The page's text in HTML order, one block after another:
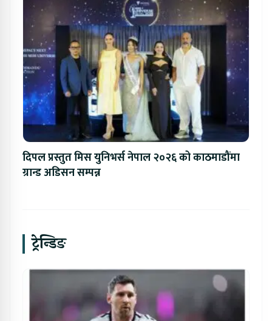
दिपल प्रस्तुत मिस युनिभर्स नेपाल २०२६ को काठमाडौंमा
ग्रान्ड अडिसन सम्पन्न
ट्रेन्डिङ